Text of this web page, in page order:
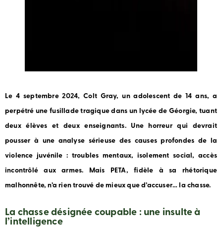
Le 4 septembre 2024, Colt Gray, un adolescent de 14 ans, a
perpétré une fusillade tragique dans un lycée de Géorgie, tuant
deux élèves et deux enseignants. Une horreur qui devrait
pousser à une analyse sérieuse des causes profondes de la
violence juvénile : troubles mentaux, isolement social, accès
incontrôlé aux armes. Mais PETA, fidèle à sa rhétorique
malhonnête, n’a rien trouvé de mieux que d’accuser… la chasse.
La chasse désignée coupable : une insulte à
l’intelligence